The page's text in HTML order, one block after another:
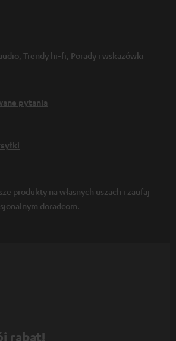
Trendy hi-fi, Porady i wskazówki
pytania
produkty na własnych uszach i zaufaj
doradcom.
rabat!